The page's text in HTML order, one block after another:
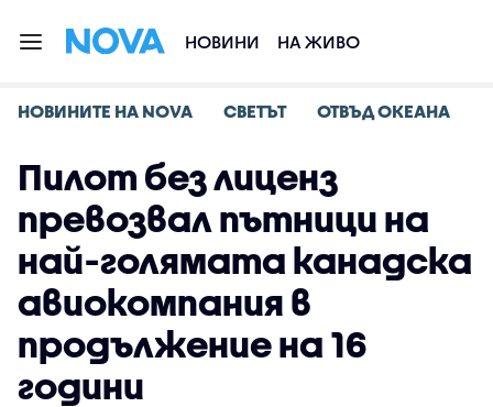
НОВИНИ НА ЖИВО
НОВИНИТЕ НА NOVA СВЕТЪТ ОТВЪД ОКЕАНА
Пилот без лиценз
превозвал пътници на
най-голямата канадска
авиокомпания в
продължение на 16
години